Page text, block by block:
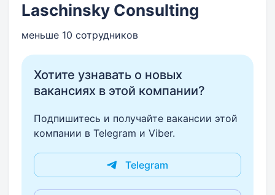
Laschinsky Consulting
меньше 10 сотрудников
Хотите узнавать о новых
вакансиях в этой компании?
Подпишитесь и получайте вакансии этой
компании в Telegram и Viber.
Telegram